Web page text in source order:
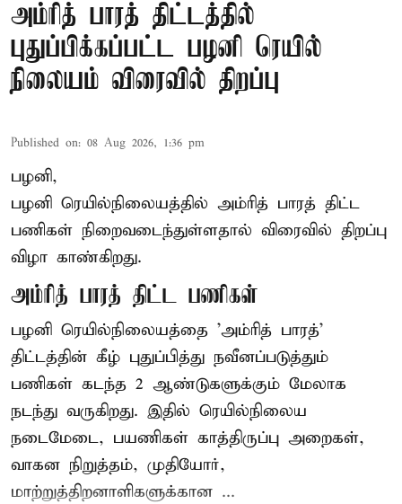
அம்ரித் பாரத் திட்டத்தில்
புதுப்பிக்கப்பட்ட பழனி ரெயில்
நிலையம் விரைவில் திறப்பு
Published on: 08 Aug 2026, 1:36 pm
பழனி,
பழனி ரெயில்நிலையத்தில் அம்ரித் பாரத் திட்ட
பணிகள் நிறைவடைந்துள்ளதால் விரைவில் திறப்பு
விழா காண்கிறது.
அம்ரித் பாரத் திட்ட பணிகள்
பழனி ரெயில்நிலையத்தை 'அம்ரித் பாரத்'
திட்டத்தின் கீழ் புதுப்பித்து நவீனப்படுத்தும்
பணிகள் கடந்த 2 ஆண்டுகளுக்கும் மேலாக
நடந்து வருகிறது. இதில் ரெயில்நிலைய
நடைமேடை, பயணிகள் காத்திருப்பு அறைகள்,
வாகன நிறுத்தம், முதியோர்,
மாற்றுத்திறனாளிகளுக்கான ...